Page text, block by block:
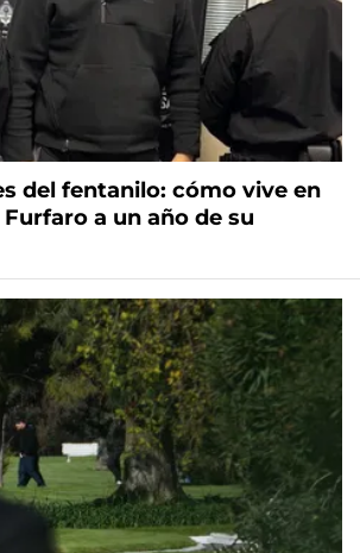
del fentanilo: cómo vive en
a un año de su